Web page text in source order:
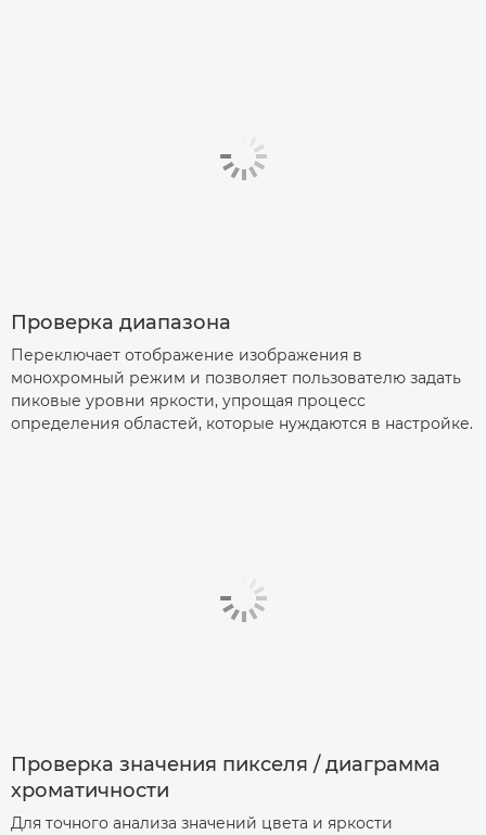
Проверка диапазона
Переключает отображение изображения в
монохромный режим и позволяет пользователю задать
пиковые уровни яркости, упрощая процесс
определения областей, которые нуждаются в настройке.
Проверка значения пикселя / диаграмма
хроматичности
Для точного анализа значений цвета и яркости